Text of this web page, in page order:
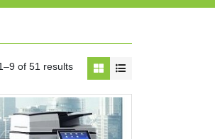
of 51 results